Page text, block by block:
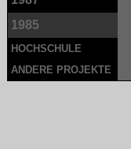
1985
HOCHSCHULE
ANDERE PROJEKTE